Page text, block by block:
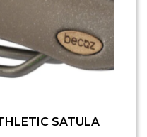
SATULA